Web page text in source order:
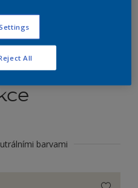
barevné
barvami
All